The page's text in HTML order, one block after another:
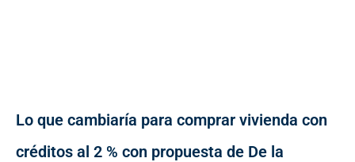
Lo que cambiaría para comprar vivienda con
créditos al 2 % con propuesta de De la